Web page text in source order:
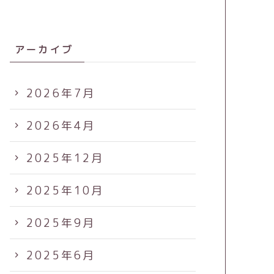
アーカイブ
2026年7月
2026年4月
2025年12月
2025年10月
2025年9月
2025年6月